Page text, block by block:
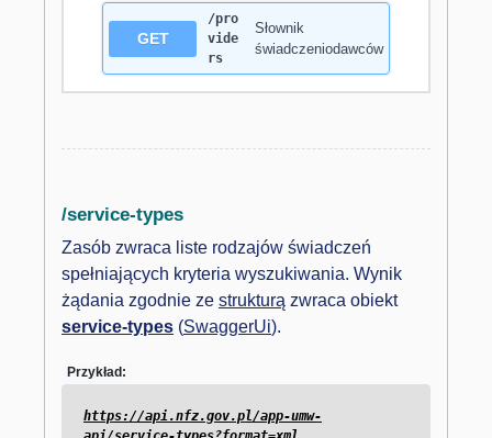
GET
/pro
vide
rs
Słownik
świadczeniodawców
/service-types
Zasób zwraca liste rodzajów świadczeń
spełniających kryteria wyszukiwania. Wynik
żądania zgodnie ze strukturą zwraca obiekt
service-types (SwaggerUi).
Przykład:
https://api.nfz.gov.pl/app-umw-